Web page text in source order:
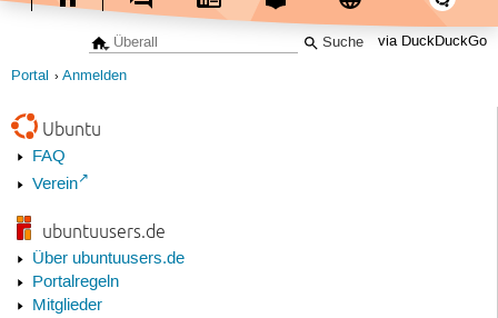
via DuckDuckGo
Portal Anmelden
Ubuntu
FAQ
Verein
ubuntuusers.de
Über ubuntuusers.de
Portalregeln
Mitglieder